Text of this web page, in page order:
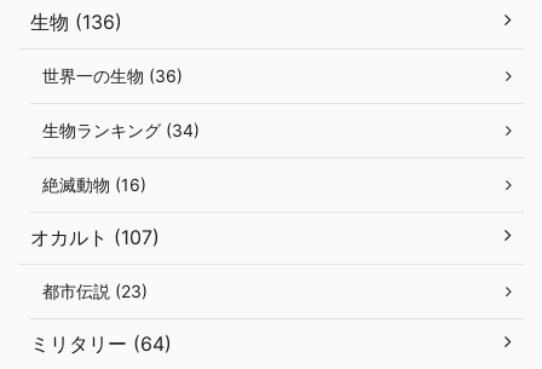
生物 (136)
世界一の生物 (36)
生物ランキング (34)
絶滅動物 (16)
オカルト (107)
都市伝説 (23)
ミリタリー (64)